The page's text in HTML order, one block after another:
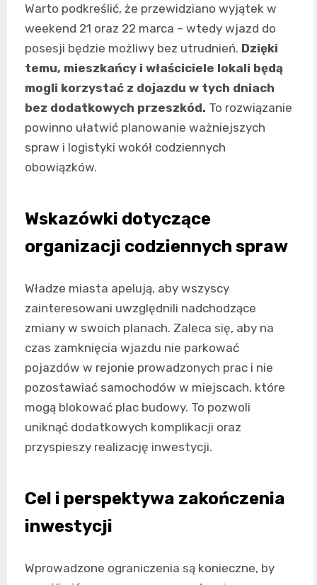
Warto podkreślić, że przewidziano wyjątek w
weekend 21 oraz 22 marca – wtedy wjazd do
posesji będzie możliwy bez utrudnień. Dzięki
temu, mieszkańcy i właściciele lokali będą
mogli korzystać z dojazdu w tych dniach
bez dodatkowych przeszkód. To rozwiązanie
powinno ułatwić planowanie ważniejszych
spraw i logistyki wokół codziennych
obowiązków.
Wskazówki dotyczące
organizacji codziennych spraw
Władze miasta apelują, aby wszyscy
zainteresowani uwzględnili nadchodzące
zmiany w swoich planach. Zaleca się, aby na
czas zamknięcia wjazdu nie parkować
pojazdów w rejonie prowadzonych prac i nie
pozostawiać samochodów w miejscach, które
mogą blokować plac budowy. To pozwoli
uniknąć dodatkowych komplikacji oraz
przyspieszy realizację inwestycji.
Cel i perspektywa zakończenia
inwestycji
Wprowadzone ograniczenia są konieczne, by